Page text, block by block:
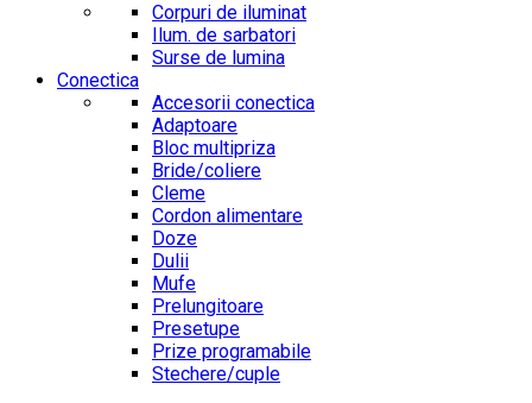
Corpuri de iluminat
Ilum. de sarbatori
Surse de lumina
Conectica
Accesorii conectica
Adaptoare
Bloc multipriza
Bride/coliere
Cleme
Cordon alimentare
Doze
Dulii
Mufe
Prelungitoare
Presetupe
Prize programabile
Stechere/cuple